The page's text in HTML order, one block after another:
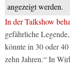
angezeigt werden.
In der Talkshow
gefährliche
könnte in 30 oder 40
zehn Jahren.“ In